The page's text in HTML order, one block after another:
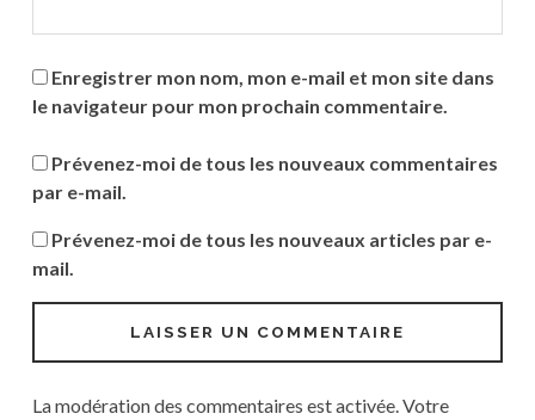
Enregistrer mon nom, mon e-mail et mon site dans
le navigateur pour mon prochain commentaire.
Prévenez-moi de tous les nouveaux commentaires
par e-mail.
Prévenez-moi de tous les nouveaux articles par e-
mail.
La modération des commentaires est activée. Votre